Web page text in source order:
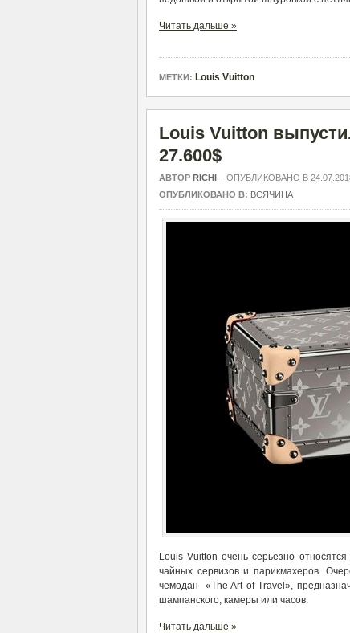
Читать дальше »
МЕТКИ: Louis Vuitton
Louis Vuitton
27.600$
АВТОР RICHI – ОПУБЛИКОВАНО В
ОПУБЛИКОВАНО В: ВСЯЧИНА
Louis Vuitton очень серьезно
чайных сервизов и парикмахеров.
чемодан «The Art of Travel»,
шампанского, камеры или часов.
Читать дальше »